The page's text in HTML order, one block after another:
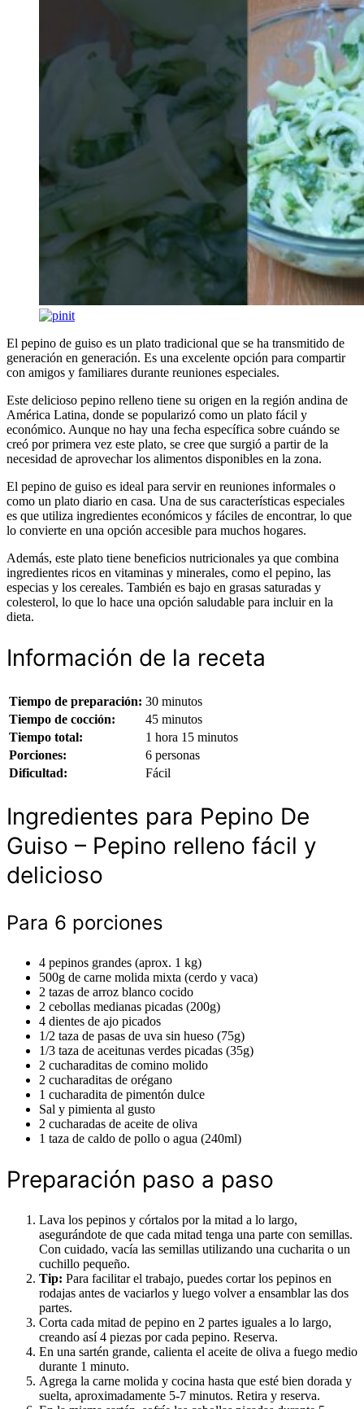
El pepino de guiso es un plato tradicional que se ha transmitido de
generación en generación. Es una excelente opción para compartir
con amigos y familiares durante reuniones especiales.
Este delicioso pepino relleno tiene su origen en la región andina de
América Latina, donde se popularizó como un plato fácil y
económico. Aunque no hay una fecha específica sobre cuándo se
creó por primera vez este plato, se cree que surgió a partir de la
necesidad de aprovechar los alimentos disponibles en la zona.
El pepino de guiso es ideal para servir en reuniones informales o
como un plato diario en casa. Una de sus características especiales
es que utiliza ingredientes económicos y fáciles de encontrar, lo que
lo convierte en una opción accesible para muchos hogares.
Además, este plato tiene beneficios nutricionales ya que combina
ingredientes ricos en vitaminas y minerales, como el pepino, las
especias y los cereales. También es bajo en grasas saturadas y
colesterol, lo que lo hace una opción saludable para incluir en la
dieta.
Información de la receta
Tiempo de preparación: 30 minutos
Tiempo de cocción:
45 minutos
Tiempo total:
1 hora 15 minutos
Porciones:
6 personas
Dificultad:
Fácil
Ingredientes para Pepino De
Guiso – Pepino relleno fácil y
delicioso
Para 6 porciones
4 pepinos grandes (aprox. 1 kg)
500g de carne molida mixta (cerdo y vaca)
2 tazas de arroz blanco cocido
2 cebollas medianas picadas (200g)
4 dientes de ajo picados
1/2 taza de pasas de uva sin hueso (75g)
1/3 taza de aceitunas verdes picadas (35g)
2 cucharaditas de comino molido
2 cucharaditas de orégano
1 cucharadita de pimentón dulce
Sal y pimienta al gusto
2 cucharadas de aceite de oliva
1 taza de caldo de pollo o agua (240ml)
Preparación paso a paso
Lava los pepinos y córtalos por la mitad a lo largo,
asegurándote de que cada mitad tenga una parte con semillas.
Con cuidado, vacía las semillas utilizando una cucharita o un
cuchillo pequeño.
Tip: Para facilitar el trabajo, puedes cortar los pepinos en
rodajas antes de vaciarlos y luego volver a ensamblar las dos
partes.
Corta cada mitad de pepino en 2 partes iguales a lo largo,
creando así 4 piezas por cada pepino. Reserva.
En una sartén grande, calienta el aceite de oliva a fuego medio
durante 1 minuto.
Agrega la carne molida y cocina hasta que esté bien dorada y
suelta, aproximadamente 5-7 minutos. Retira y reserva.